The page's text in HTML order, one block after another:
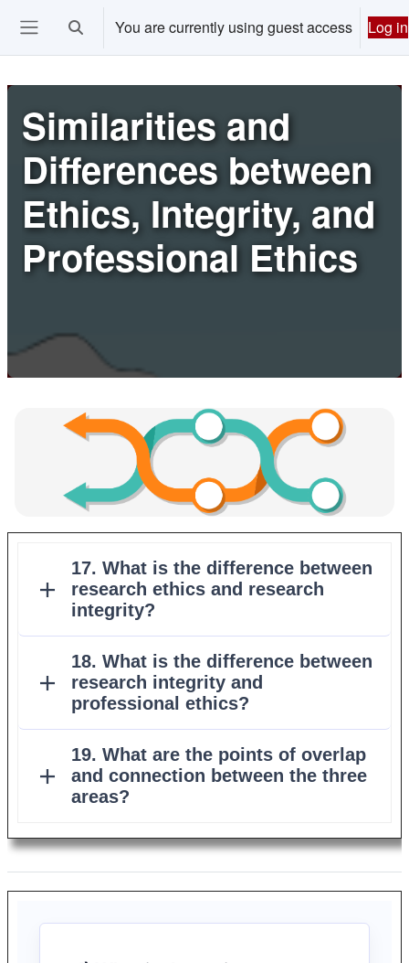
Toggle search input
You are currently using guest access Log in
Similarities and
Differences between
Ethics, Integrity, and
Professional Ethics
Section outline